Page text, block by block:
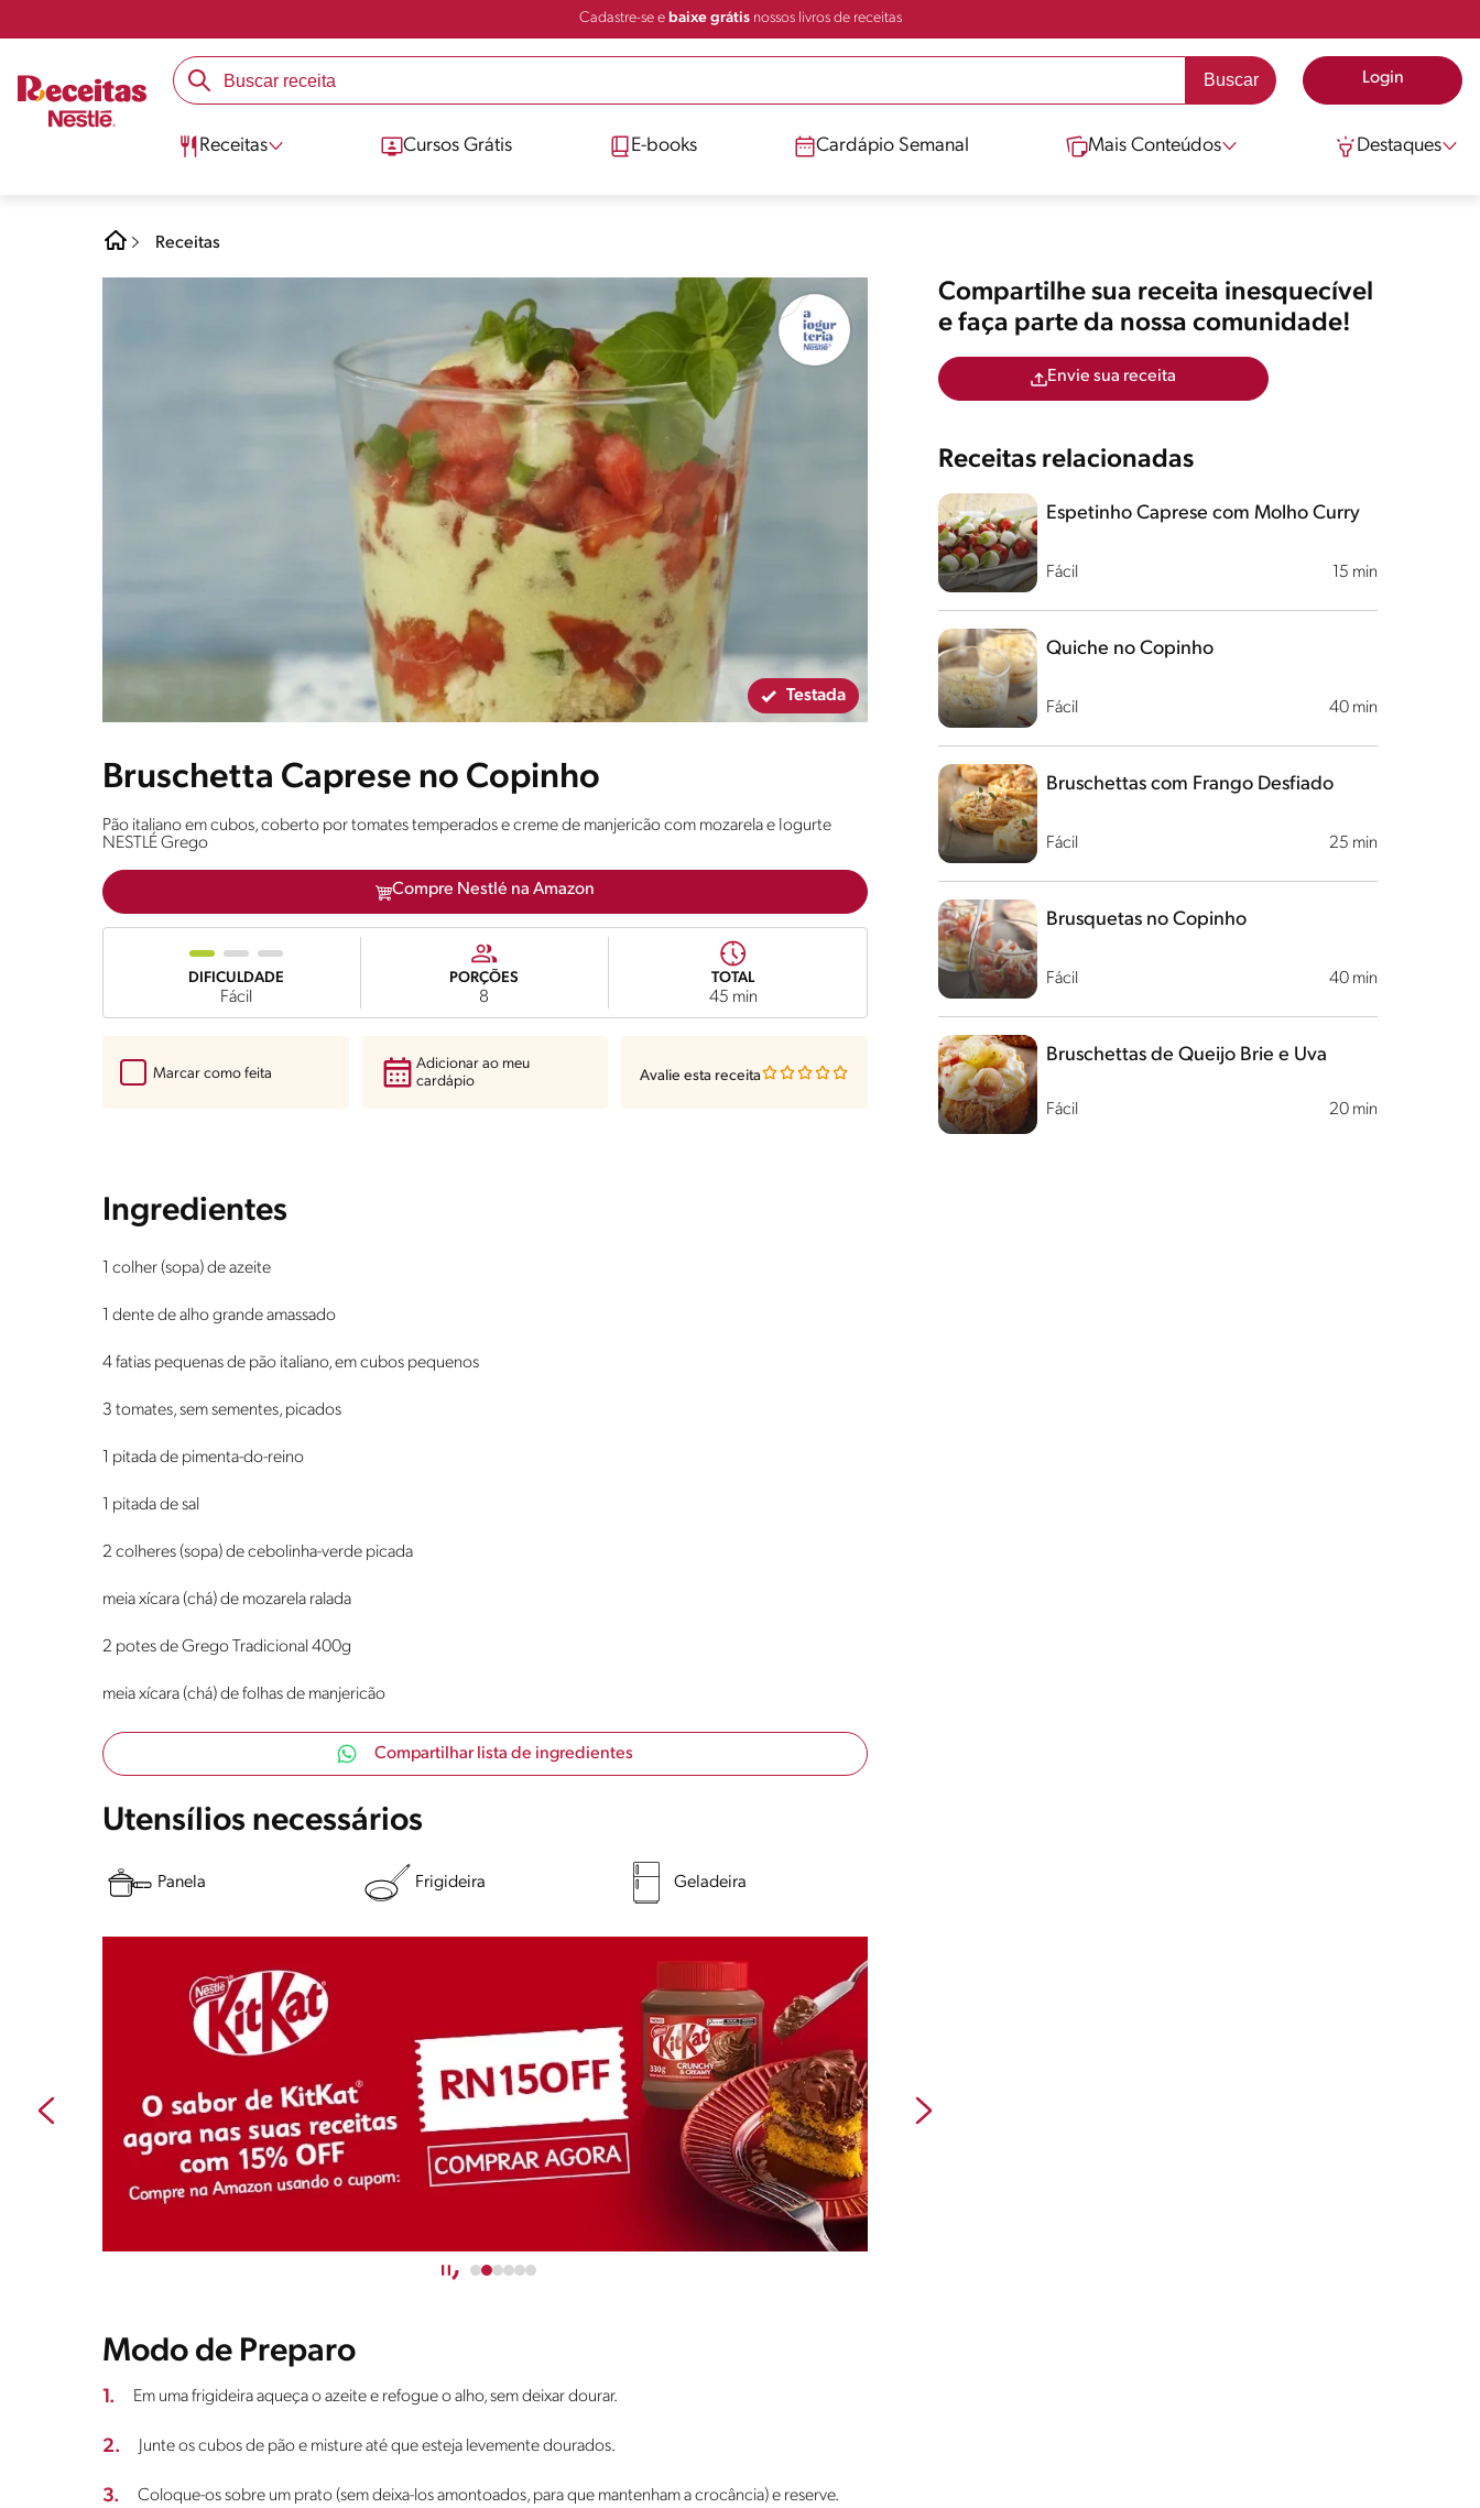
Cadastre-se e baixe grátisnossos livros de receitas
Login
Receitas Cursos Grátis E-books Cardápio Semanal Mais Conteúdos Destaques
Receitas
Testada
Bruschetta Caprese no Copinho
Pão italiano em cubos, coberto por tomates temperados e creme de manjericão com mozarela e Iogurte
NESTLÉ Grego
Compre Nestlé na Amazon
DIFICULDADE
Fácil
PORÇÕES
8
TOTAL
45 min
Marcar como feita
Adicionar ao meu
cardápio
Avalie esta receita
Ingredientes
1 colher (sopa) de azeite
1 dente de alho grande amassado
4 fatias pequenas de pão italiano, em cubos pequenos
3 tomates, sem sementes, picados
1 pitada de pimenta-do-reino
1 pitada de sal
2 colheres (sopa) de cebolinha-verde picada
meia xícara (chá) de mozarela ralada
2 potes de Grego Tradicional 400g
meia xícara (chá) de folhas de manjericão
Compartilhar lista de ingredientes
Utensílios necessários
Panela Frigideira Geladeira
Modo de Preparo
1. Em uma frigideira aqueça o azeite e refogue o alho, sem deixar dourar.
2. Junte os cubos de pão e misture até que esteja levemente dourados.
3. Coloque-os sobre um prato (sem deixa-los amontoados, para que mantenham a crocância) e reserve.
Compartilhe sua receita inesquecível
e faça parte da nossa comunidade!
Envie sua receita
Receitas relacionadas
Fácil 15 min
Espetinho Caprese com Molho Curry
Fácil 40 min
Quiche no Copinho
Fácil 25 min
Bruschettas com Frango Desfiado
Fácil 40 min
Brusquetas no Copinho
Fácil 20 min
Bruschettas de Queijo Brie e Uva